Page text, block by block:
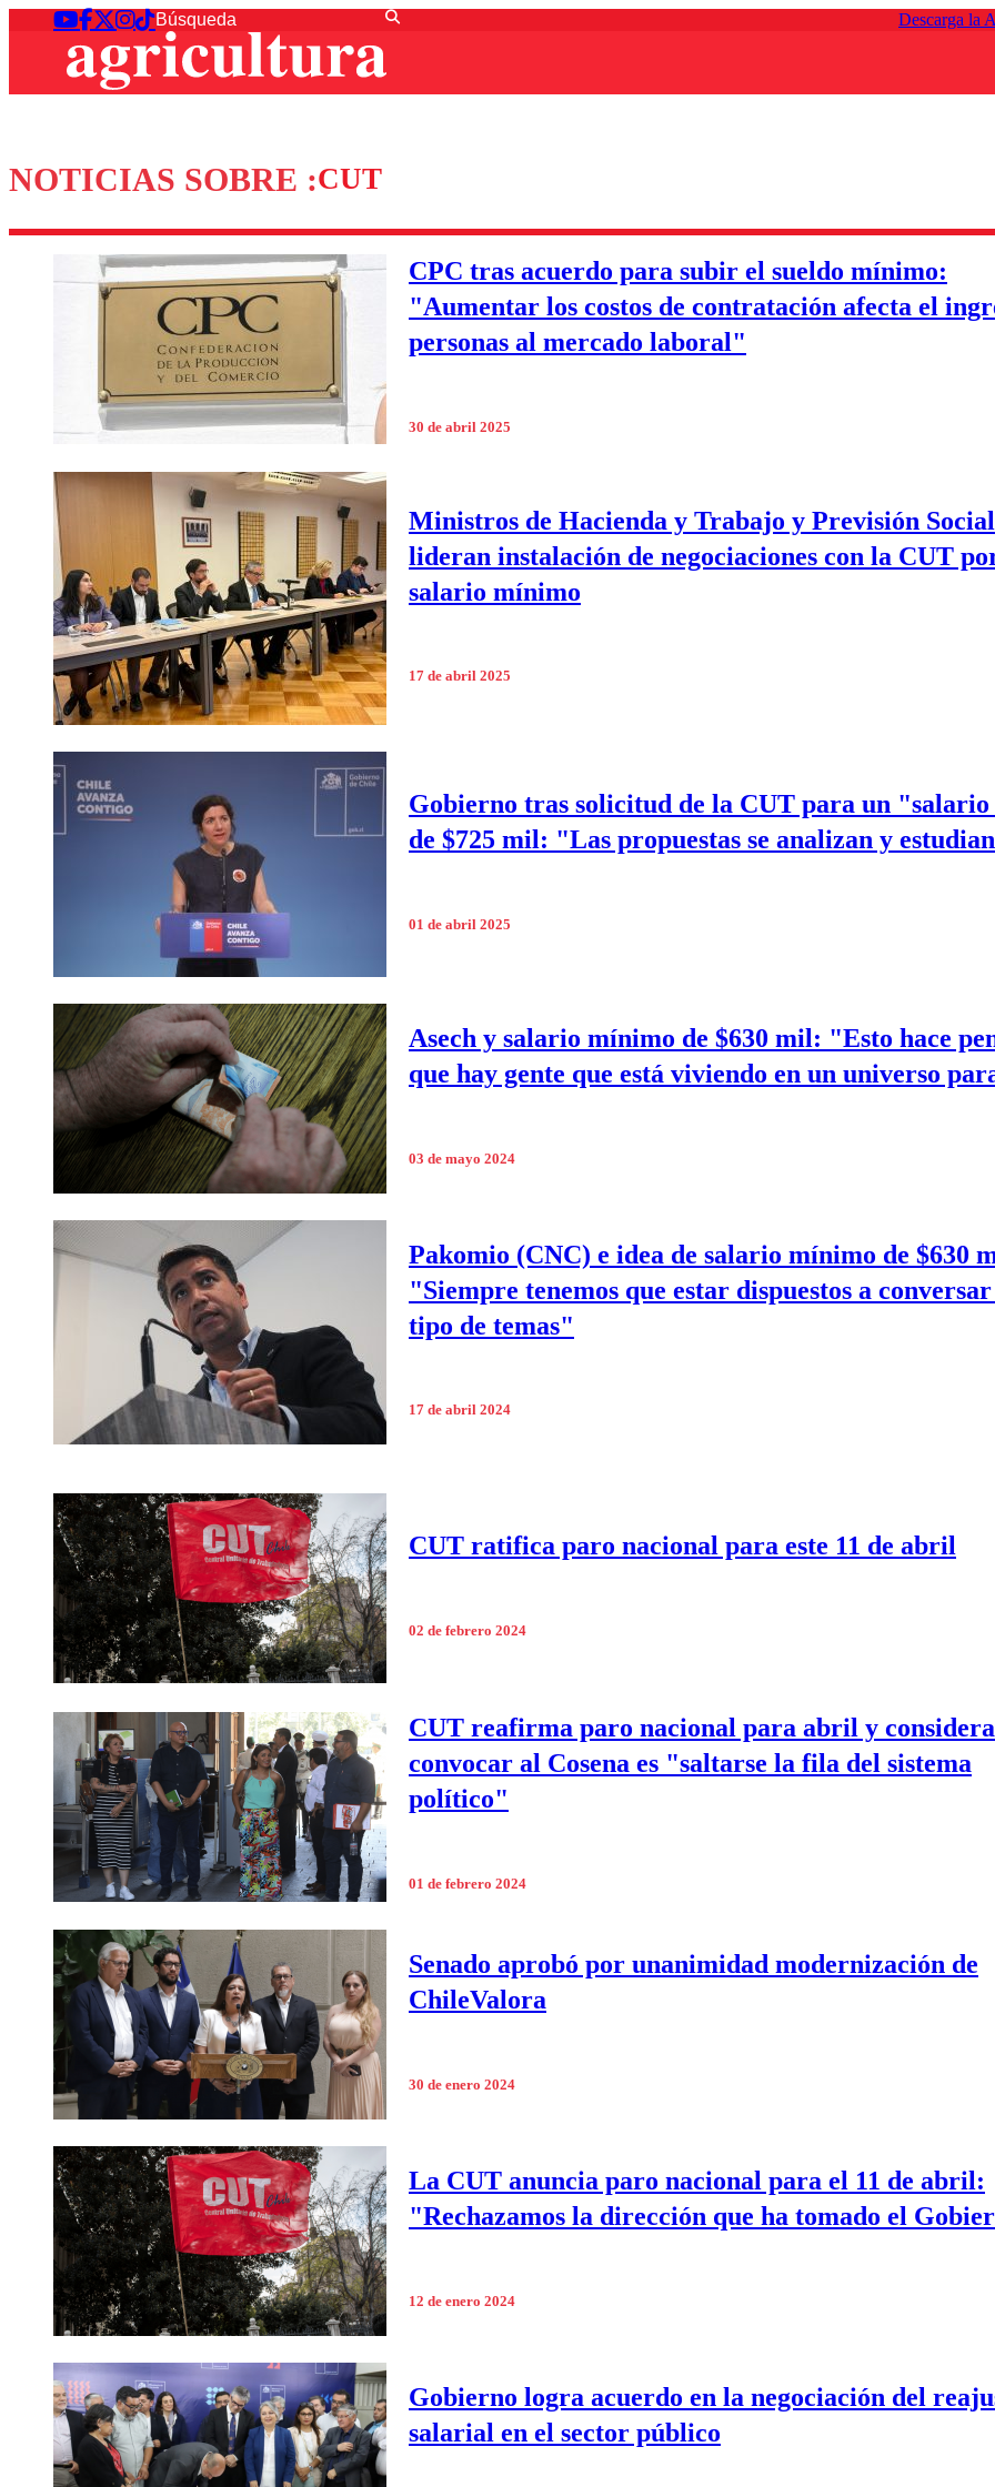
Descarga la
NOTICIAS SOBRE :CUT
CPC tras acuerdo para subir el sueldo mínimo:
"Aumentar los costos de contratación afecta el
personas al mercado laboral"
30 de abril 2025
Ministros de Hacienda y Trabajo y Previsión Social
lideran instalación de negociaciones con la CUT
salario mínimo
17 de abril 2025
Gobierno tras solicitud de la CUT para un
de $725 mil: "Las propuestas se analizan y
01 de abril 2025
Asech y salario mínimo de $630 mil: "Esto hace
que hay gente que está viviendo en un universo
03 de mayo 2024
Pakomio (CNC) e idea de salario mínimo de $630
"Siempre tenemos que estar dispuestos a conversar
tipo de temas"
17 de abril 2024
CUT ratifica paro nacional para este 11 de abril
02 de febrero 2024
CUT reafirma paro nacional para abril y
convocar al Cosena es "saltarse la fila del sistema
político"
01 de febrero 2024
Senado aprobó por unanimidad modernización de
ChileValora
30 de enero 2024
La CUT anuncia paro nacional para el 11 de abril:
"Rechazamos la dirección que ha tomado el
12 de enero 2024
Gobierno logra acuerdo en la negociación del
salarial en el sector público